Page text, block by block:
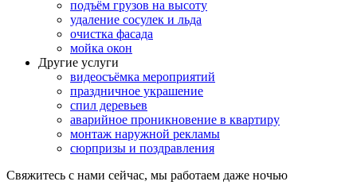
подъём грузов на высоту
удаление сосулек и льда
очистка фасада
мойка окон
Другие услуги
видеосъёмка мероприятий
праздничное украшение
спил деревьев
аварийное проникновение в квартиру
монтаж наружной рекламы
сюрпризы и поздравления
Свяжитесь с нами сейчас, мы работаем даже ночью